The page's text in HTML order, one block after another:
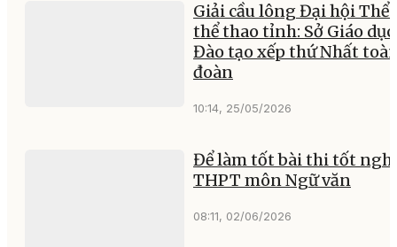
Giải cầu lông Đại hội Thể
thể thao tỉnh: Sở Giáo dục
Đào tạo xếp thứ Nhất
đoàn
10:14, 25/05/2026
Để làm tốt bài thi tốt
THPT môn Ngữ văn
08:11, 02/06/2026